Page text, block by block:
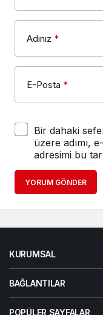
Adınız *
E-Posta *
Bir dahaki
üzere adımı,
adresimi bu
YORUM GÖNDER
KURUMSAL
BAĞLANTILAR
POPÜLER SAYFALAR